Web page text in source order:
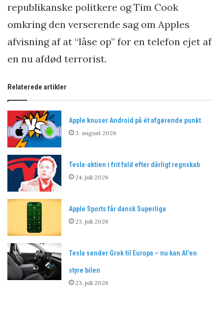
republikanske politkere og Tim Cook
omkring den verserende sag om Apples
afvisning af at “låse op” for en telefon ejet af
en nu afdød terrorist.
Relaterede artikler
Apple knuser Android på ét afgørende punkt
3. august 2026
Tesla-aktien i frit fald efter dårligt regnskab
24. juli 2026
Apple Sports får dansk Superliga
23. juli 2026
Tesla sender Grok til Europa – nu kan AI’en
styre bilen
23. juli 2026